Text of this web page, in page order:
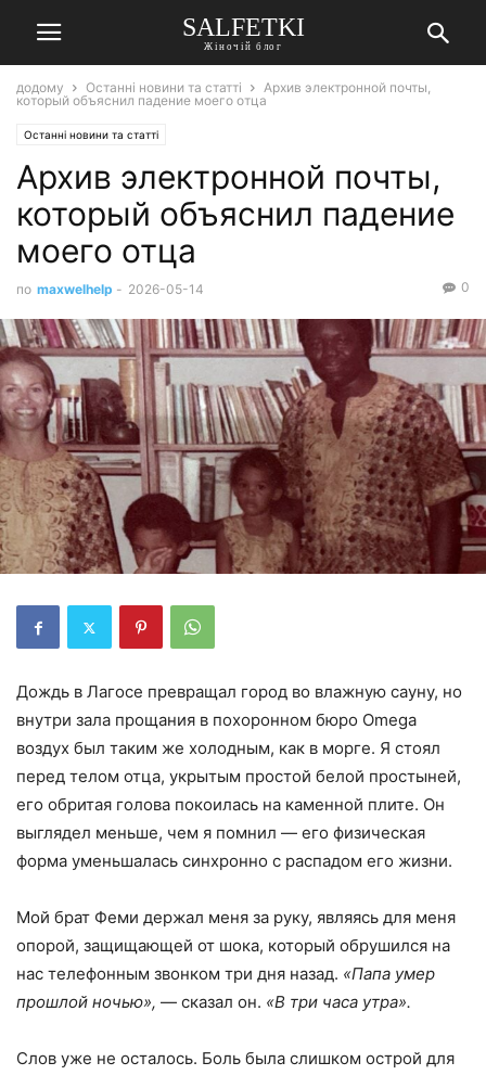
SALFETKI
Жіночій блог
додому Останні новини та статті
Архив электронной почты,
который объяснил падение моего отца
Останні новини та статті
Архив электронной почты,
который объяснил падение
моего отца
по maxwelhelp - 2026-05-14 0
Дождь в Лагосе превращал город во влажную сауну, но
внутри зала прощания в похоронном бюро Omega
воздух был таким же холодным, как в морге. Я стоял
перед телом отца, укрытым простой белой простыней,
его обритая голова покоилась на каменной плите. Он
выглядел меньше, чем я помнил — его физическая
форма уменьшалась синхронно с распадом его жизни.
Мой брат Феми держал меня за руку, являясь для меня
опорой, защищающей от шока, который обрушился на
нас телефонным звонком три дня назад. «Папа умер
прошлой ночью», — сказал он. «В три часа утра».
Слов уже не осталось. Боль была слишком острой для